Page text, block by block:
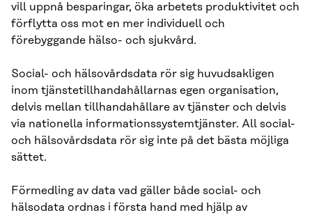
vill uppnå besparingar, öka arbetets produktivitet och
förflytta oss mot en mer individuell och
förebyggande hälso- och sjukvård.
Social- och hälsovårdsdata rör sig huvudsakligen
inom tjänstetillhandahållarnas egen organisation,
delvis mellan tillhandahållare av tjänster och delvis
via nationella informationssystemtjänster. All social-
och hälsovårdsdata rör sig inte på det bästa möjliga
sättet.
Förmedling av data vad gäller både social- och
hälsodata ordnas i första hand med hjälp av